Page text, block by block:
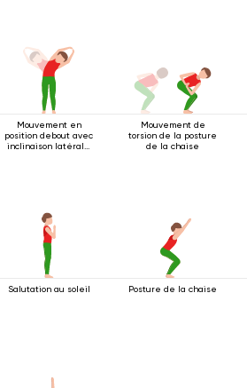
Mouvement en
position debout avec
inclinaison latérale
Mouvement de
torsion de la posture
de la chaise
Salutation au soleil Posture de la chaise